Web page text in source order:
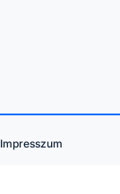
Impresszum